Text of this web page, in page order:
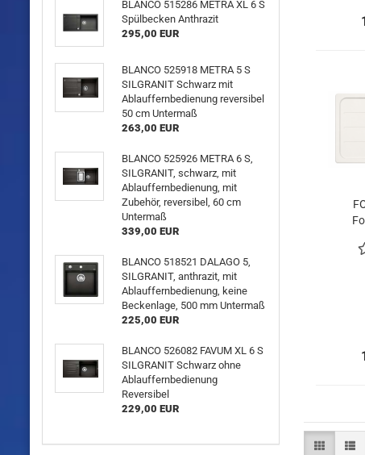
BLANCO 515286 METRA XL 6 S
Spülbecken Anthrazit
295,00 EUR
BLANCO 525918 METRA 5 S
SILGRANIT Schwarz mit
Ablauffernbedienung reversibel
50 cm Untermaß
263,00 EUR
BLANCO 525926 METRA 6 S,
SILGRANIT, schwarz, mit
Ablauffernbedienung, mit
Zubehör, reversibel, 60 cm
Untermaß
339,00 EUR
BLANCO 518521 DALAGO 5,
SILGRANIT, anthrazit, mit
Ablauffernbedienung, keine
Beckenlage, 500 mm Untermaß
225,00 EUR
BLANCO 526082 FAVUM XL 6 S
SILGRANIT Schwarz ohne
Ablauffernbedienung
Reversibel
229,00 EUR